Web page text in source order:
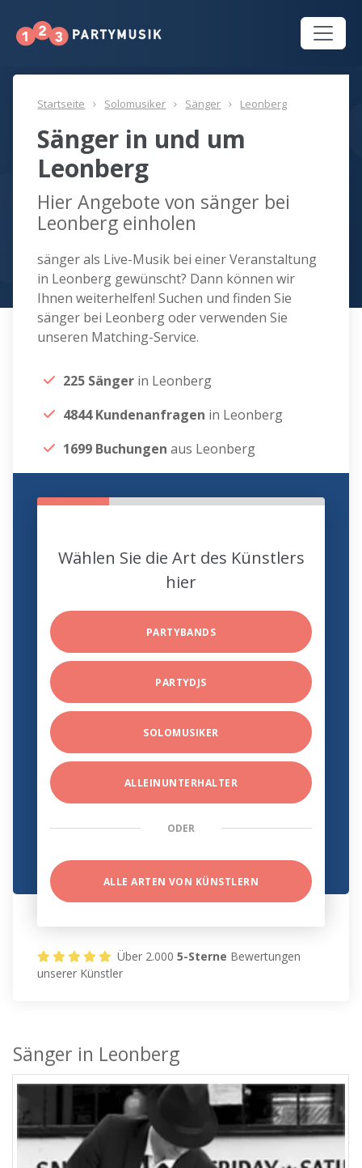
Startseite Solomusiker Sänger Leonberg
Sänger in und um
Leonberg
Hier Angebote von sänger bei
Leonberg einholen
sänger als Live-Musik bei einer Veranstaltung
in Leonberg gewünscht? Dann können wir
Ihnen weiterhelfen! Suchen und finden Sie
sänger bei Leonberg oder verwenden Sie
unseren Matching-Service.
225 Sänger in Leonberg
4844 Kundenanfragen in Leonberg
1699 Buchungen aus Leonberg
Wählen Sie die Art des Künstlers
hier
PARTYBANDS
PARTYDJS
SOLOMUSIKER
ALLEINUNTERHALTER
ODER
ALLE ARTEN VON KÜNSTLERN
Über 2.0005-Sterne Bewertungen
unserer Künstler
Sänger in Leonberg